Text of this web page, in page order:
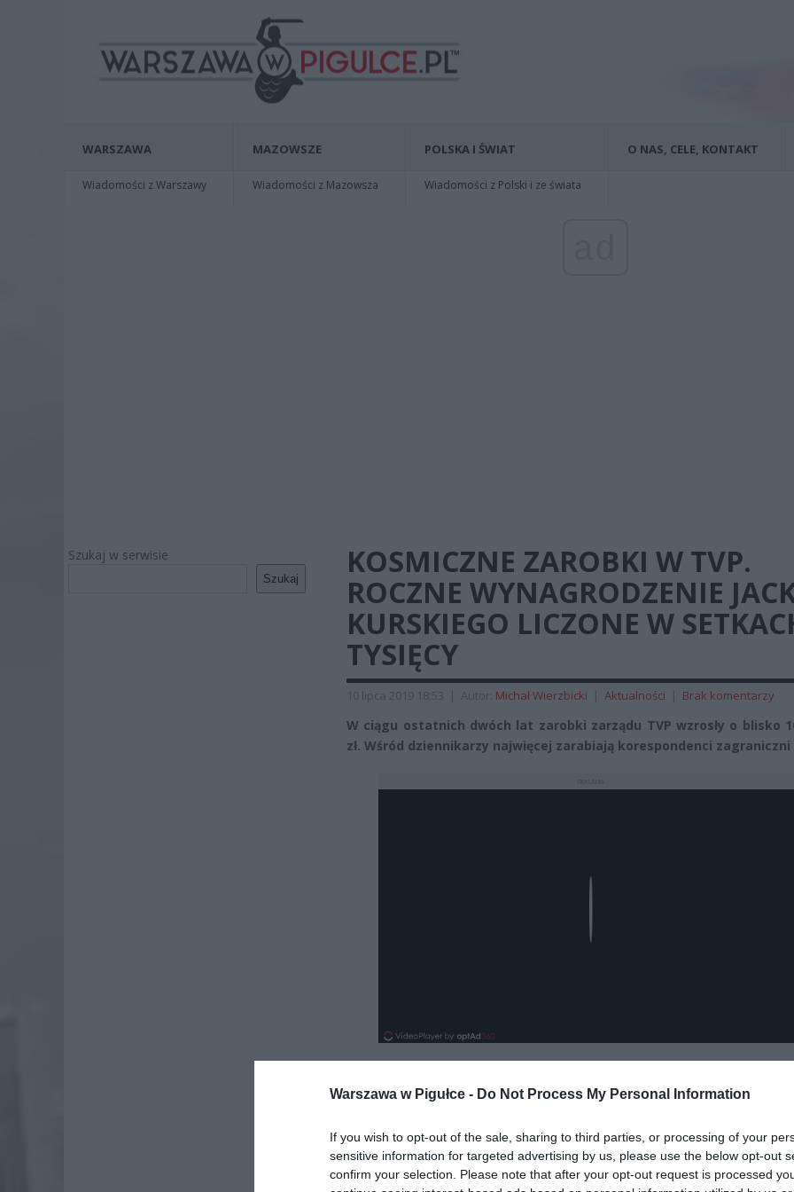
Warszawa w Pigułce - Do Not Process My Personal Information
If you wish to opt-out of the sale, sharing to third parties, or processing of your
sensitive information for targeted advertising by us, please use the below opt-out
confirm your selection. Please note that after your opt-out request is processed
WARSZAWA
Wiadomości z Warszawy
MAZOWSZE
Wiadomości z Mazowsza
POLSKA I ŚWIAT
Wiadomości z Polski i ze świata
O NAS, CELE, KONTAKT
Szukaj w serwisie
Szukaj
KOSMICZNE ZAROBKI W TVP.
ROCZNE WYNAGRODZENIE
KURSKIEGO LICZONE W
TYSIĘCY
10 lipca 2019 18:53 | Autor: Michał Wierzbicki | Aktualności | Brak komentarzy
W ciągu ostatnich dwóch lat zarobki zarządu TVP wzrosły o blisko
zł. Wśród dziennikarzy najwięcej zarabiają korespondenci zagraniczni